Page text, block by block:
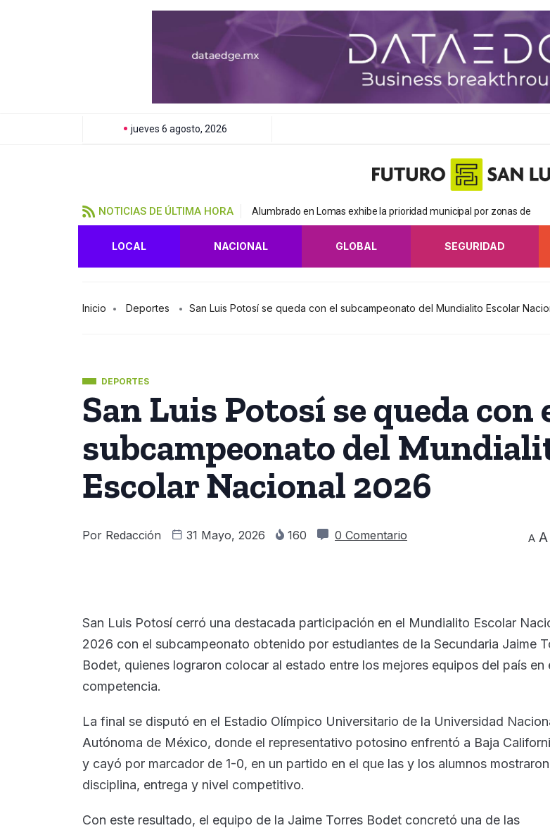
jueves 6 agosto, 2026
NOTICIAS DE ÚLTIMA HORA Alumbrado en Lomas exhibe la prioridad municipal por zonas de
LOCAL NACIONAL GLOBAL SEGURIDAD
Inicio Deportes San Luis Potosí se queda con el subcampeonato del Mundialito Escolar
DEPORTES
San Luis Potosí se queda con
subcampeonato del
Escolar Nacional 2026
Por Redacción 31 Mayo, 2026 160 0 Comentario A A
San Luis Potosí cerró una destacada participación en el Mundialito Escolar
2026 con el subcampeonato obtenido por estudiantes de la Secundaria Jaime
Bodet, quienes lograron colocar al estado entre los mejores equipos del país en
competencia.
La final se disputó en el Estadio Olímpico Universitario de la Universidad
Autónoma de México, donde el representativo potosino enfrentó a Baja
y cayó por marcador de 1-0, en un partido en el que las y los alumnos mostraron
disciplina, entrega y nivel competitivo.
Con este resultado, el equipo de la Jaime Torres Bodet concretó una de las